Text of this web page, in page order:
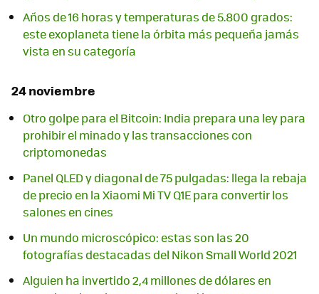
Años de 16 horas y temperaturas de 5.800 grados:
este exoplaneta tiene la órbita más pequeña jamás
vista en su categoría
24 noviembre
Otro golpe para el Bitcoin: India prepara una ley para
prohibir el minado y las transacciones con
criptomonedas
Panel QLED y diagonal de 75 pulgadas: llega la rebaja
de precio en la Xiaomi Mi TV Q1E para convertir los
salones en cines
Un mundo microscópico: estas son las 20
fotografías destacadas del Nikon Small World 2021
Alguien ha invertido 2,4 millones de dólares en